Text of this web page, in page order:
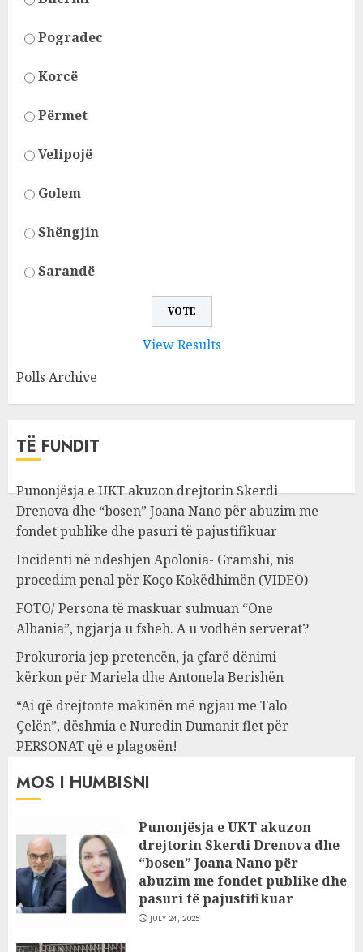
Pogradec
Korcë
Përmet
Velipojë
Golem
Shëngjin
Sarandë
View Results
Polls Archive
TË FUNDIT
Punonjësja e UKT akuzon drejtorin Skerdi
Drenova dhe “bosen” Joana Nano për abuzim me
fondet publike dhe pasuri të pajustifikuar
Incidenti në ndeshjen Apolonia- Gramshi, nis
procedim penal për Koço Kokëdhimën (VIDEO)
FOTO/ Persona të maskuar sulmuan “One
Albania”, ngjarja u fsheh. A u vodhën serverat?
Prokuroria jep pretencën, ja çfarë dënimi
kërkon për Mariela dhe Antonela Berishën
“Ai që drejtonte makinën më ngjau me Talo
Çelën”, dëshmia e Nuredin Dumanit flet për
PERSONAT që e plagosën!
MOS I HUMBISNI
Punonjësja e UKT akuzon
drejtorin Skerdi Drenova dhe
“bosen” Joana Nano për
abuzim me fondet publike dhe
pasuri të pajustifikuar
JULY 24, 2025